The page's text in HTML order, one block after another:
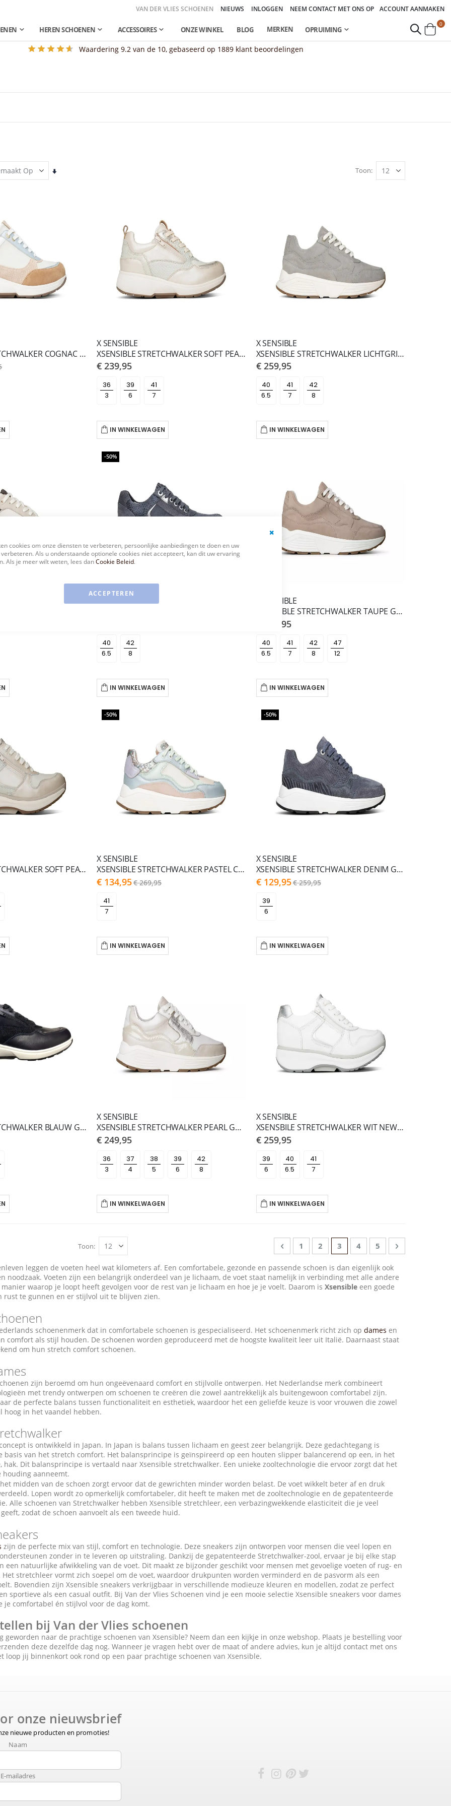
Cookie
cookies om onze diensten te verbeteren, persoonlijke aanbiedingen te doen en uw
Als u onderstaande optionele cookies niet accepteert, kan dit uw ervaring
Als je meer wilt weten, lees danCookie Beleid.
ACCEPTEREN
VAN DER VLIES SCHOENEN NIEUWS INLOGGEN NEEM CONTACT MET ONS OP ACCOUNT AANMAKEN
HEREN SCHOENEN ACCESSOIRES OPRUIMING
ONZE WINKEL BLOG MERKEN Cart
0
Waardering9.2 van de 10, gebaseerd op 1889 klant beoordelingen
Van
Toon
XSENSIBLE STRETCHWALKER COGNAC COMBI PRISTINA HX
X SENSIBLE
XSENSIBLE STRETCHWALKER SOFT PEARL GRENOBLE HX
€ 239,95
36 39 41
IN WINKELWAGEN
X SENSIBLE
XSENSIBLE STRETCHWALKER LICHTGRIJS GOLDEN GATE MEN
€ 259,95
40 41 42
IN WINKELWAGEN
-50%
40
42
IN WINKELWAGEN
X SENSIBLE
XSENSIBLE STRETCHWALKER TAUPE GOLDEN GATE MEN H
€ 259,95
40 41 42 47
IN WINKELWAGEN
XSENSIBLE STRETCHWALKER SOFT PEARL COMBI NEW JERSE
-50%
X SENSIBLE
XSENSIBLE STRETCHWALKER PASTEL COMBI MILAU G
As
low
€ 134,95€ 269,95
41
IN WINKELWAGEN
-50%
X SENSIBLE
XSENSIBLE STRETCHWALKER DENIM GOLDEN GATE LADY GX
As
low
€ 129,95€ 259,95
39
IN WINKELWAGEN
XSENSIBLE STRETCHWALKER BLAUW GRENOBLE HX
X SENSIBLE
XSENSIBLE STRETCHWALKER PEARL GOLDEN GATE LADY GX
€ 249,95
36 37 38 39 42
IN WINKELWAGEN
X SENSIBLE
XSENSBILE STRETCHWALKER WIT NEW JERSEY GX
€ 259,95
39 40 41
IN WINKELWAGEN
Pagina
Pagina
VorigePagina
1 Pagina
2 U lees momenteel pagina
3 Pagina
4 Pagina
5 Pagina
Volgende
Toon
leggen de voeten heel wat kilometers af. Een comfortabele, gezonde en passende schoen is dan eigenlijk ook
noodzaak. Voeten zijn een belangrijk onderdeel van je lichaam, de voet staat namelijk in verbinding met alle andere
waarop je loopt heeft gevolgen voor de rest van je lichaam en hoe je je voelt. Daarom isXsensible een goede
rust te gunnen en er stijlvol uit te blijven zien.
schoenenmerk dat in comfortabele schoenen is gespecialiseerd. Het schoenenmerk richt zich opdames en
comfort als stijl houden. De schoenen worden geproduceerd met de hoogste kwaliteit leer uit Italië. Daarnaast staat
om hun stretch comfort schoenen.
zijn beroemd om hun ongeëvenaard comfort en stijlvolle ontwerpen. Het Nederlandse merk combineert
met trendy ontwerpen om schoenen te creëren die zowel aantrekkelijk als buitengewoon comfortabel zijn.
de perfecte balans tussen functionaliteit en esthetiek, waardoor het een geliefde keuze is voor vrouwen die zowel
hoog in het vaandel hebben.
is ontwikkeld in Japan. In Japan is balans tussen lichaam en geest zeer belangrijk. Deze gedachtegang is
basis van het stretch comfort. Het balansprincipe is geïnspireerd op een houten slipper balancerend op een, in het
hak. Dit balansprincipe is vertaald naar Xsensible stretchwalker. Een unieke zooltechnologie die ervoor zorgt dat het
houding aanneemt.
midden van de schoen zorgt ervoor dat de gewrichten minder worden belast. De voet wikkelt beter af en druk
Lopen wordt zo opmerkelijk comfortabeler, dit heeft te maken met de zooltechnologie en de gepatenteerde
Alle schoenen van Stretchwalker hebben Xsensible stretchleer, een verbazingwekkende elasticiteit die je veel
zodat de schoen aanvoelt als een tweede huid.
zijn de perfecte mix van stijl, comfort en technologie. Deze sneakers zijn ontworpen voor mensen die veel lopen en
zonder in te leveren op uitstraling. Dankzij de gepatenteerde Stretchwalker-zool, ervaar je bij elke stap
een natuurlijke afwikkeling van de voet. Dit maakt ze bijzonder geschikt voor mensen met gevoelige voeten of rug- en
stretchleer vormt zich soepel om de voet, waardoor drukpunten worden verminderd en de pasvorm als een
Bovendien zijn Xsensible sneakers verkrijgbaar in verschillende modieuze kleuren en modellen, zodat ze perfect
sportieve als een casual outfit. Bij Van der Vlies Schoenen vind je een mooie selectie Xsensible sneakers voor dames
je comfortabel én stijlvol voor de dag komt.
bij Van der Vlies schoenen
geworden naar de prachtige schoenen van Xsensible? Neem dan een kijkje in onze webshop. Plaats je bestelling voor
deze dezelfde dag nog. Wanneer je vragen hebt over de maat of andere advies, kun je altijd contact met ons
loop jij binnenkort ook rond op een paar prachtige schoenen van Xsensible.
onze nieuwsbrief
nieuwe producten en promoties!
Naam
E-mailadres